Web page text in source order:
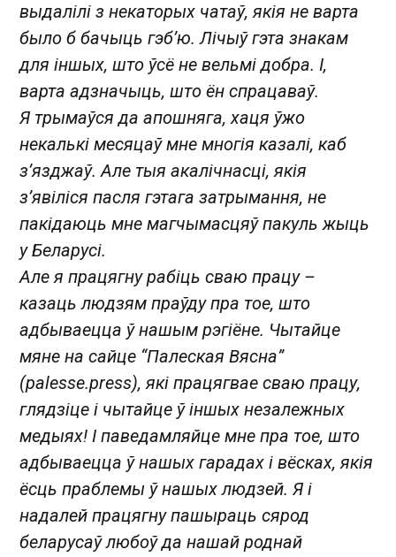
выдалілі з некаторых чатаў, якія не варта
было б бачыць гэб’ю. Лічыў гэта знакам
для іншых, што ўсё не вельмі добра. І,
варта адзначыць, што ён спрацаваў.
Я трымаўся да апошняга, хаця ўжо
некалькі месяцаў мне многія казалі, каб
з’язджаў. Але тыя акалічнасці, якія
з’явіліся пасля гэтага затрымання, не
пакідаюць мне магчымасцяў пакуль жыць
у Беларусі.
Але я працягну рабіць сваю працу –
казаць людзям праўду пра тое, што
адбываецца ў нашым рэгіёне. Чытайце
мяне на сайце “Палеская Вясна”
(palesse.press), які працягвае сваю працу,
глядзіце і чытайце ў іншых незалежных
медыях! І паведамляйце мне пра тое, што
адбываецца ў нашых гарадах і вёсках, якія
ёсць праблемы ў нашых людзей. Я і
надалей працягну пашыраць сярод
беларусаў любоў да нашай роднай